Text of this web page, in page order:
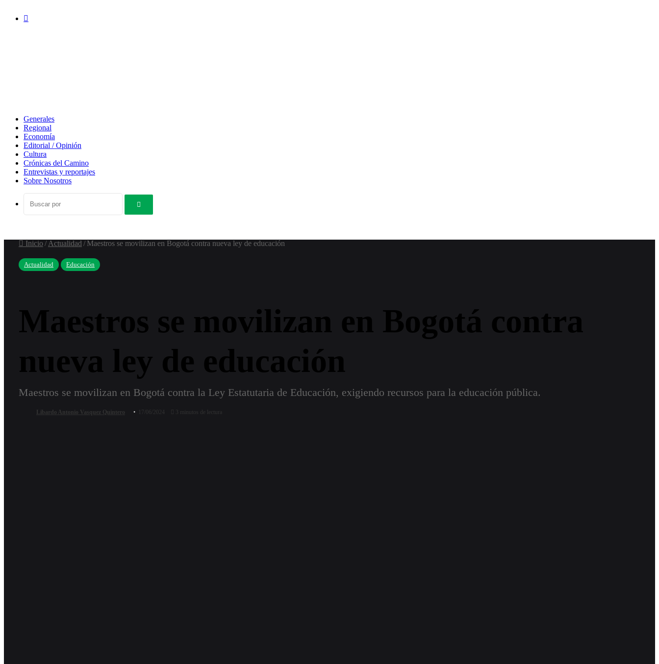
Generales
Regional
Economía
Editorial / Opinión
Cultura
Crónicas del Camino
Entrevistas y reportajes
Sobre Nosotros
Buscar
Inicio/ Actualidad / Maestros se movilizan en Bogotá contra nueva ley de educación
Actualidad Educación
Maestros se movilizan en Bogotá contra
nueva ley de educación
Maestros se movilizan en Bogotá contra la Ley Estatutaria de Educación, exigiendo recursos para la educación pública.
Libardo Antonio Vasquez Quintero 17/06/2024 3 minutos de lectura